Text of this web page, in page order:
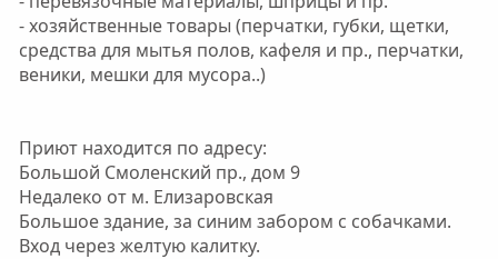
- хозяйственные товары (перчатки, губки, щетки,
средства для мытья полов, кафеля и пр., перчатки,
веники, мешки для мусора..)
Приют находится по адресу:
Большой Смоленский пр., дом 9
Недалеко от м. Елизаровская
Большое здание, за синим забором с собачками.
Вход через желтую калитку.